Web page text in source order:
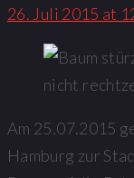
26. Juli 2015 at
Am 25.07.2015
Hamburg zur